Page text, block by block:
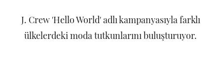
J. Crew 'Hello World' adlı kampanyasıyla farklı
ülkelerdeki moda tutkunlarını buluşturuyor.